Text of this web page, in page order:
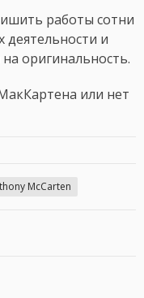
работы сотни
деятельности и
оригинальность.
или нет
McCarten